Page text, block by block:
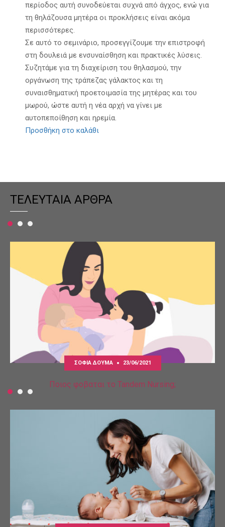
περίοδος αυτή συνοδεύεται συχνά από άγχος, ενώ για
τη θηλάζουσα μητέρα οι προκλήσεις είναι ακόμα
περισσότερες.
Σε αυτό το σεμινάριο, προσεγγίζουμε την επιστροφή
στη δουλειά με ενσυναίσθηση και πρακτικές λύσεις.
Συζητάμε για τη διαχείριση του θηλασμού, την
οργάνωση της τράπεζας γάλακτος και τη
συναισθηματική προετοιμασία της μητέρας και του
μωρού, ώστε αυτή η νέα αρχή να γίνει με
αυτοπεποίθηση και ηρεμία.
Προσθήκη στο καλάθι
ΤΕΛΕΥΤΑΙΑ ΑΡΘΡΑ
ΣΟΦΊΑ ΔΟΎΜΑ 23/06/2021
Ποιος φοβαται το Tandem Nursing;